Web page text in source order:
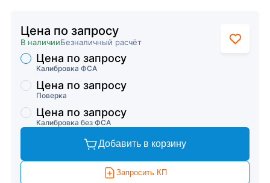
Цена по запросу
В наличииБезналичный расчёт
Торговые предложения
Калибровка ФСА
Цена по запросу
Поверка
Цена по запросу
Калибровка без ФСА
Цена по запросу
Добавить в корзину
Запросить КП